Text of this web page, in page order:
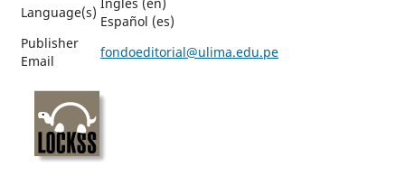
Language(s)
Español (es)
Publisher
Email
fondoeditorial@ulima.edu.pe